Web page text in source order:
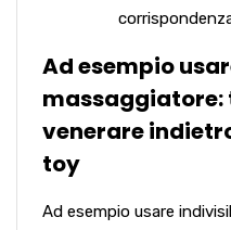
Ad esempio
massaggiatore:
venerare
toy
Ad esempio usare